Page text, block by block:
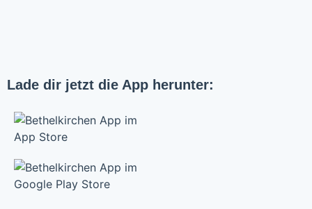
Lade dir jetzt die App herunter: